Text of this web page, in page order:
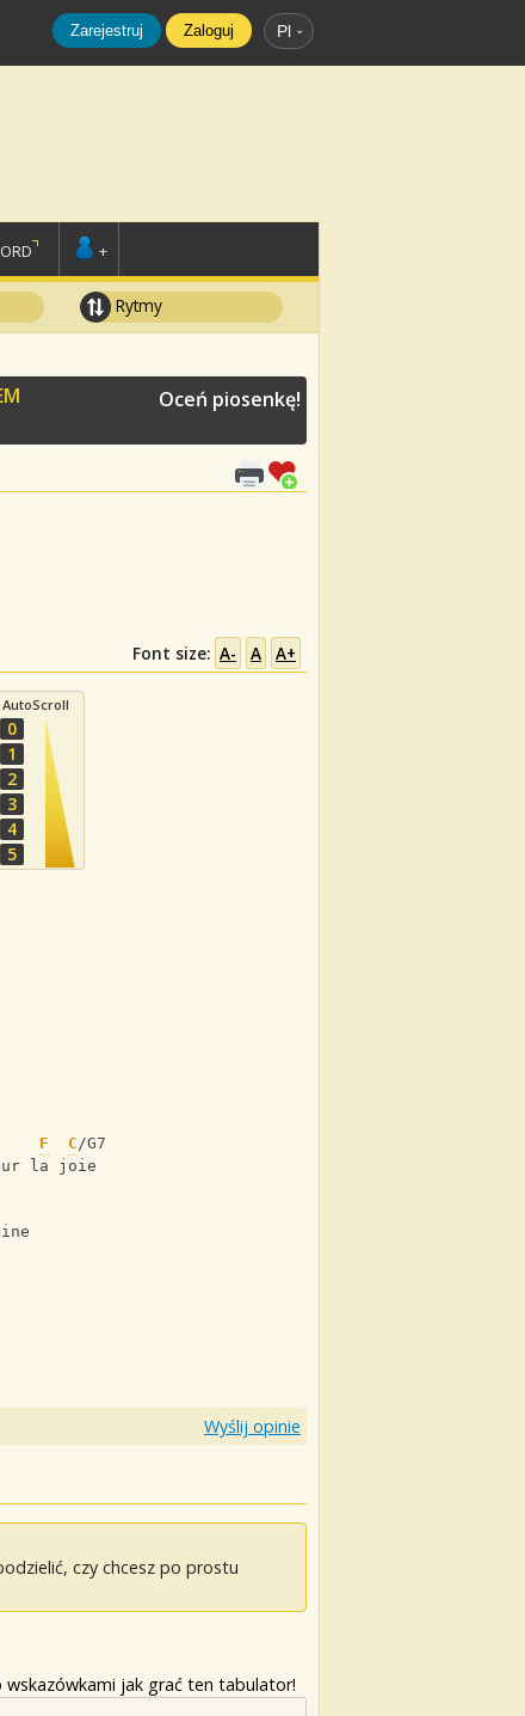
Zarejestruj Zaloguj Pl
+
Rytmy
Oceń piosenkę!
Font size: A- A A+
AutoScroll
0
1
2
3
4
5
F C/G7
la joie
Wyślij opinie
czy chcesz po prostu
jak grać ten tabulator!